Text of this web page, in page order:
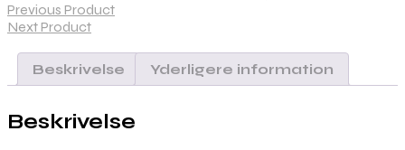
Previous Product
Next Product
Beskrivelse Yderligere information
Beskrivelse